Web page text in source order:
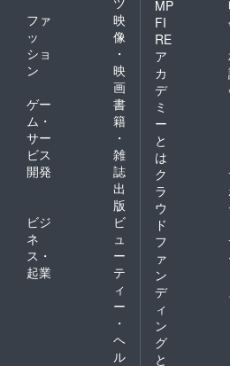
ファ
ッ
ショ
ン
映
像
・
映
画
ゲー
ム・
サー
ビス
開発
書
籍
・
雑
誌
出
版
ビジ
ネ
ス・
起業
ビ
ュ
ー
テ
ィ
ー
・
ヘ
ル
MP
FI
RE
ア
カ
デ
ミ
ー
と
は
ク
ラ
ウ
ド
フ
ァ
ン
デ
ィ
ン
グ
と